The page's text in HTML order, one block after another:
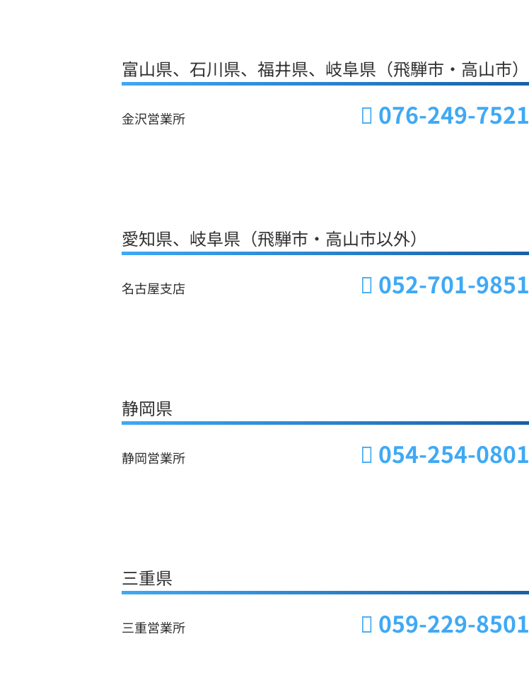
富山県、石川県、福井県、岐阜県（飛騨市・高山市）
金沢営業所 076-249-7521
愛知県、岐阜県（飛騨市・高山市以外）
名古屋支店 052-701-9851
静岡県
静岡営業所 054-254-0801
三重県
三重営業所 059-229-8501